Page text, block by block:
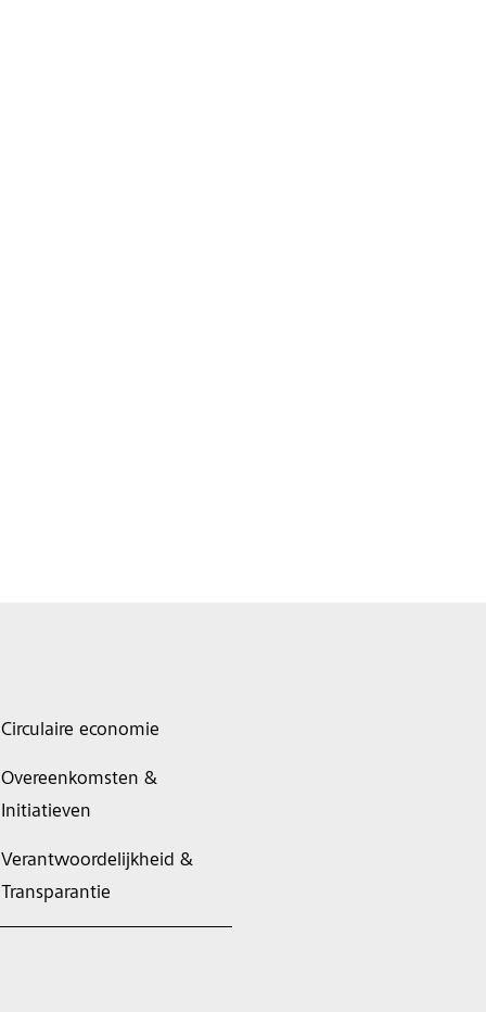
Circulaire economie
Overeenkomsten &
Initiatieven
Verantwoordelijkheid &
Transparantie